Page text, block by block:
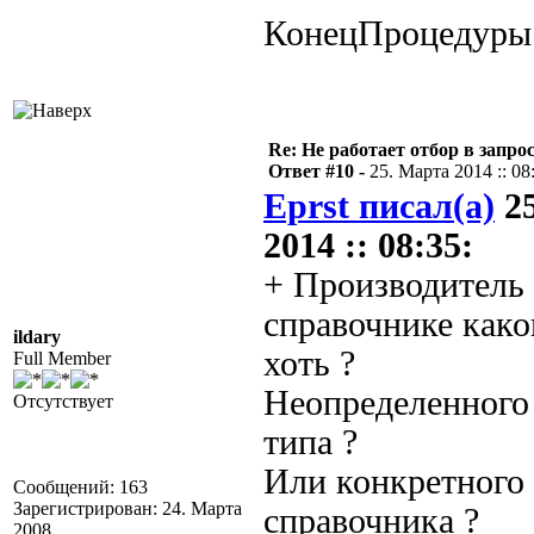
КонецПроцедуры
ildary
Full Member
Отсутствует
Сообщений: 163
Зарегистрирован: 24. Марта
2008
Re: Не работает отбор в
Ответ #10 - 25. Марта 2014 ::
Eprst писал(а)
2014 :: 08:35:
+
справочнике
хоть ?
типа ?
Или конкретного
справочника ?